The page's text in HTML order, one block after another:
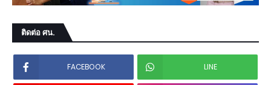
ติดต่อ ศน.
FACEBOOK LINE